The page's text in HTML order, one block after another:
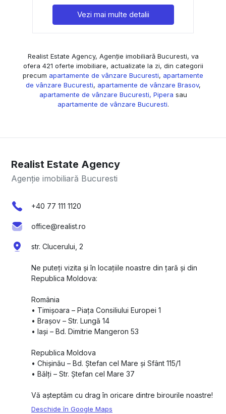
Vezi mai multe detalii
Realist Estate Agency, Agenție imobiliară Bucuresti, va
ofera 421 oferte imobiliare, actualizate la zi, din categorii
precum apartamente de vânzare Bucuresti, apartamente
de vânzare Bucuresti, apartamente de vânzare Brasov,
apartamente de vânzare Bucuresti, Pipera sau
apartamente de vânzare Bucuresti.
Realist Estate Agency
Agenție imobiliară Bucuresti
+40 77 111 1120
office@realist.ro
str. Clucerului, 2
Ne puteți vizita și în locațiile noastre din țară și din
Republica Moldova:
România
•⁠ ⁠Timișoara – Piața Consiliului Europei 1
•⁠ ⁠Brașov – Str. Lungă 14
•⁠ ⁠Iași – Bd. Dimitrie Mangeron 53
Republica Moldova
•⁠ ⁠Chișinău – Bd. Ștefan cel Mare și Sfânt 115/1
•⁠ ⁠Bălți – Str. Ștefan cel Mare 37
Vă așteptăm cu drag în oricare dintre birourile noastre!
Deschide în Google Maps